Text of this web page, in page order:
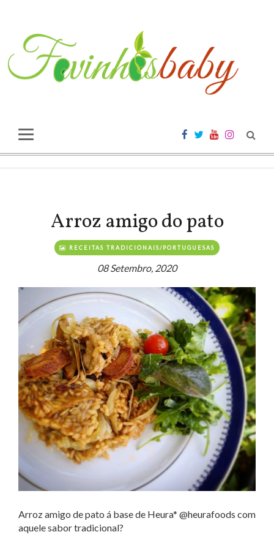
Arroz amigo do pato
RECEITAS TRADICIONAIS/PORTUGUESAS
08 Setembro, 2020
Arroz amigo de pato á base de Heura* @heurafoods com
aquele sabor tradicional?